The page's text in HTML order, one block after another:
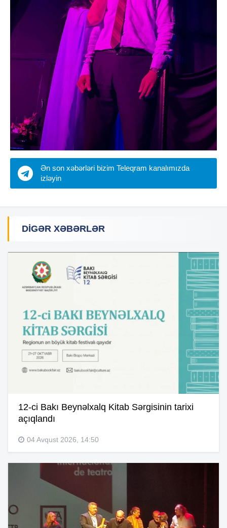
Ən son xəbərləri bizim Teleqram kanalımızda
izləyin
DIGƏR XƏBƏRLƏR
12-ci Bakı Beynəlxalq Kitab Sərgisinin tarixi
açıqlandı
04 Avqust 2026, 14:50